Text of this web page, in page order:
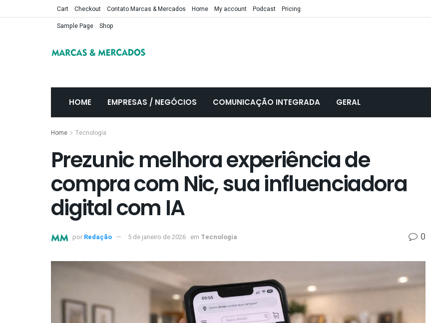
Cart Checkout Contato Marcas & Mercados Home My account Podcast
Pricing
Sample Page
Shop
HOME EMPRESAS / NEGÓCIOS COMUNICAÇÃO INTEGRADA GERAL
Home Tecnologia
Prezunic melhora experiência de
compra com Nic, sua influenciadora
digital com IA
por Redação 5 de janeiro de 2026 em Tecnologia 0